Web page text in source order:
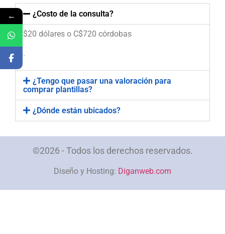
¿Costo de la consulta?
$20 dólares o C$720 córdobas
.
¿Tengo que pasar una valoración para
comprar plantillas?
¿Dónde están ubicados?
©2026 - Todos los derechos reservados.
Diseño y Hosting: Diganweb.com
←